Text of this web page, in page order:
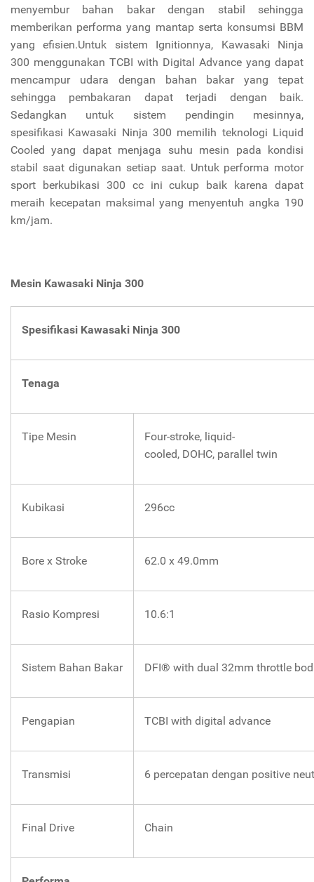
menyembur bahan bakar dengan stabil sehingga
memberikan performa yang mantap serta konsumsi BBM
yang efisien.Untuk sistem Ignitionnya, Kawasaki Ninja
300 menggunakan TCBI with Digital Advance yang dapat
mencampur udara dengan bahan bakar yang tepat
sehingga pembakaran dapat terjadi dengan baik.
Sedangkan untuk sistem pendingin mesinnya,
spesifikasi Kawasaki Ninja 300 memilih teknologi Liquid
Cooled yang dapat menjaga suhu mesin pada kondisi
stabil saat digunakan setiap saat. Untuk performa motor
sport berkubikasi 300 cc ini cukup baik karena dapat
meraih kecepatan maksimal yang menyentuh angka 190
km/jam.
Mesin Kawasaki Ninja 300
Spesifikasi Kawasaki Ninja 300
Tenaga
Tipe Mesin
Four-stroke, liquid-
cooled, DOHC, parallel twin
Kubikasi 296cc
Bore x Stroke 62.0 x 49.0mm
Rasio Kompresi 10.6:1
Sistem Bahan Bakar DFI® with dual 32mm throttle
Pengapian TCBI with digital advance
Transmisi 6 percepatan dengan positive
Final Drive Chain